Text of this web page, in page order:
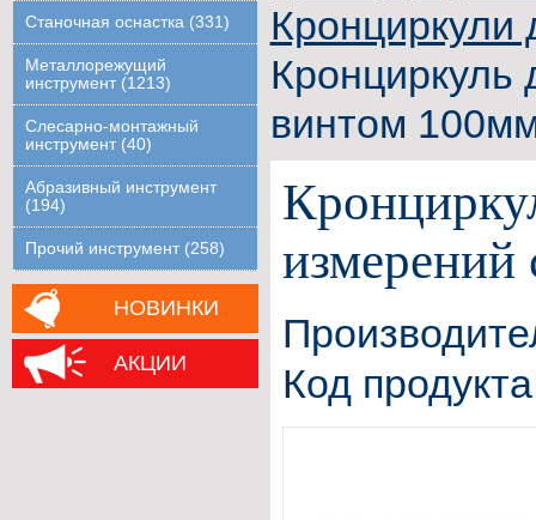
Станочная оснастка (331)
Металлорежущий
инструмент (1213)
Слесарно-монтажный
инструмент (40)
Абразивный инструмент
(194)
Прочий инструмент (258)
НОВИНКИ
АКЦИИ
Кронциркули
Кронциркуль
винтом
Код